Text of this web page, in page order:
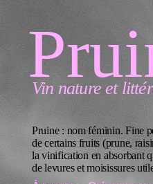
Vin nature et
Pruine : nom féminin. Fine
de certains fruits (prune,
la vinification en absorbant
de levures et moisissures